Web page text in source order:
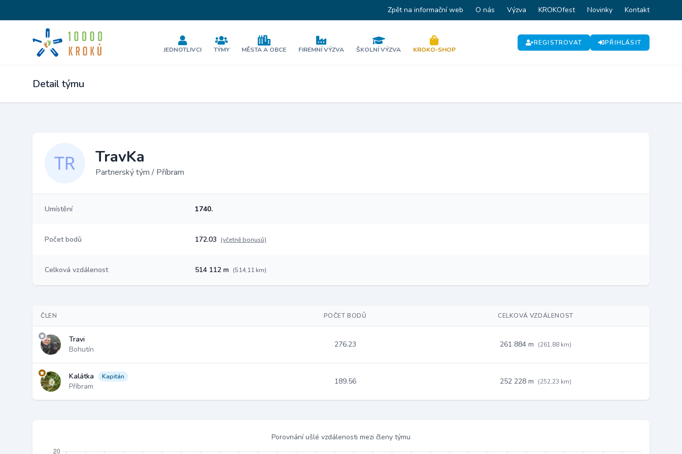
Zpět na informační web O nás Výzva KROKOfest Novinky Kontakt
JEDNOTLIVCI TÝMY MĚSTA A OBCE FIREMNÍ VÝZVA ŠKOLNÍ VÝZVA KROKO-SHOP
REGISTROVAT PŘIHLÁSIT
Detail týmu
TravKa
Partnerský tým / Příbram
Umístění 1740.
Počet bodů 172.03 (včetně bonusů)
Celková vzdálenost 514 112 m (514,11 km)
ČLEN POČET BODŮ CELKOVÁ VZDÁLENOST
Travi
Bohutín
276.23 261 884 m (261,88 km)
Kalátka Kapitán
Příbram
189.56 252 228 m (252,23 km)
Porovnání ušlé vzdálenosti mezi členy týmu